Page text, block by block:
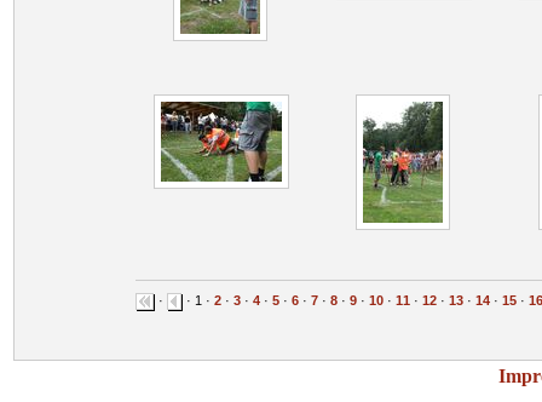
· · 1 · 2 · 3 · 4 · 5 · 6 · 7 · 8 · 9 · 10 · 11 · 12 · 13 · 14 · 15 · 16